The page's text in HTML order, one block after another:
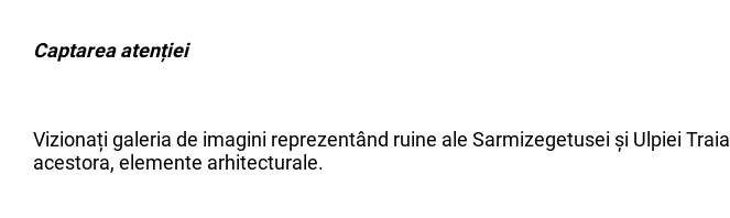
Captarea atenției
Vizionați galeria de imagini reprezentând ruine ale Sarmizegetusei și Ulpiei
acestora, elemente arhitecturale.